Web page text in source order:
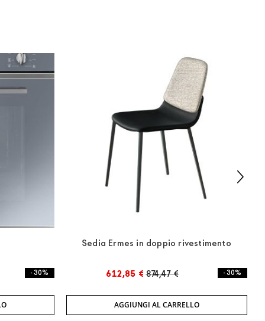
- 30%
Sedia Ermes in doppio rivestimento
612,85 € 874,47 € - 30%
AGGIUNGI AL CARRELLO